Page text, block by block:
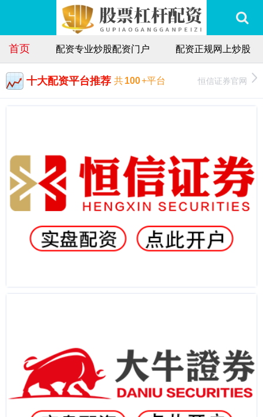
首页 配资专业炒股配资门户 配资正规网上炒股
十大配资平台推荐 共100+平台 恒信证券官网